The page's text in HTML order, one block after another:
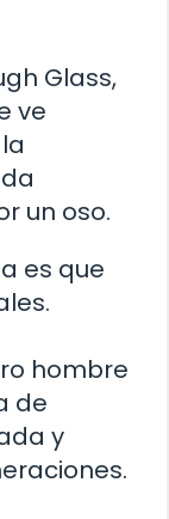
Glass,
ve
un oso.
es que
hombre
de
y